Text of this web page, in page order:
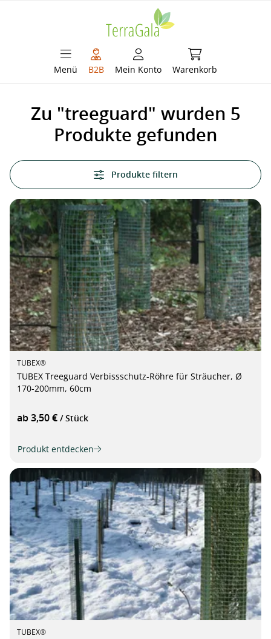
Menü B2B Mein Konto Warenkorb
Warenkorb
Zu "treeguard" wurden 5
Produkte gefunden
Produkte filtern
TUBEX®
TUBEX Treeguard Verbissschutz-Röhre für Sträucher, Ø
170-200mm, 60cm
ab 3,50 € / Stück
Produkt entdecken
TUBEX®